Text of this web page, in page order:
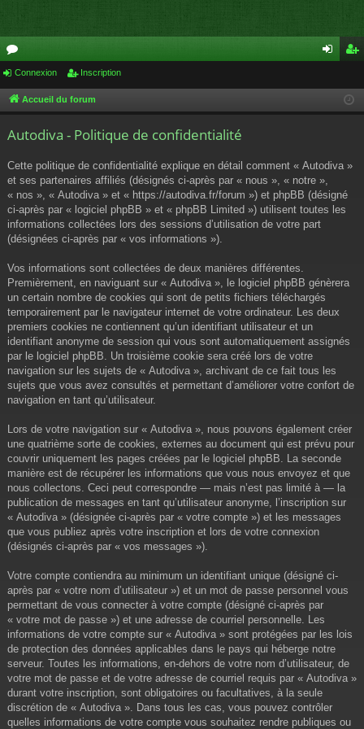
or
u cri
Connexion Inscription
Accueil du forum
Autodiva - Politique de confidentialité
Cette politique de confidentialité explique en détail comment « Autodiva »
et ses partenaires affiliés (désignés ci-après par « nous », « notre »,
« nos », « Autodiva » et « https://autodiva.fr/forum ») et phpBB (désigné
ci-après par « logiciel phpBB » et « phpBB Limited ») utilisent toutes les
informations collectées lors des sessions d’utilisation de votre part
(désignées ci-après par « vos informations »).
Vos informations sont collectées de deux manières différentes.
Premièrement, en naviguant sur « Autodiva », le logiciel phpBB génèrera
un certain nombre de cookies qui sont de petits fichiers téléchargés
temporairement par le navigateur internet de votre ordinateur. Les deux
premiers cookies ne contiennent qu’un identifiant utilisateur et un
identifiant anonyme de session qui vous sont automatiquement assignés
par le logiciel phpBB. Un troisième cookie sera créé lors de votre
navigation sur les sujets de « Autodiva », archivant de ce fait tous les
sujets que vous avez consultés et permettant d’améliorer votre confort de
navigation en tant qu’utilisateur.
Lors de votre navigation sur « Autodiva », nous pouvons également créer
une quatrième sorte de cookies, externes au document qui est prévu pour
couvrir uniquement les pages créées par le logiciel phpBB. La seconde
manière est de récupérer les informations que vous nous envoyez et que
nous collectons. Ceci peut correspondre — mais n’est pas limité à — la
publication de messages en tant qu’utilisateur anonyme, l’inscription sur
« Autodiva » (désignée ci-après par « votre compte ») et les messages
que vous publiez après votre inscription et lors de votre connexion
(désignés ci-après par « vos messages »).
Votre compte contiendra au minimum un identifiant unique (désigné ci-
après par « votre nom d’utilisateur ») et un mot de passe personnel vous
permettant de vous connecter à votre compte (désigné ci-après par
« votre mot de passe ») et une adresse de courriel personnelle. Les
informations de votre compte sur « Autodiva » sont protégées par les lois
de protection des données applicables dans le pays qui héberge notre
serveur. Toutes les informations, en-dehors de votre nom d’utilisateur, de
votre mot de passe et de votre adresse de courriel requis par « Autodiva »
durant votre inscription, sont obligatoires ou facultatives, à la seule
discrétion de « Autodiva ». Dans tous les cas, vous pouvez contrôler
quelles informations de votre compte vous souhaitez rendre publiques ou